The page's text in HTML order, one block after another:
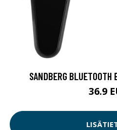
SANDBERG BLUETOOTH
36.9